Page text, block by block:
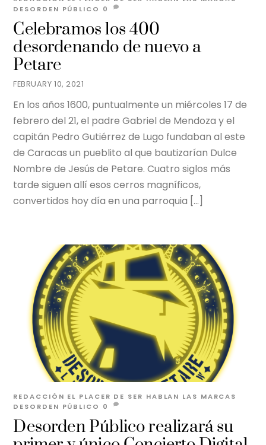
FEBRUARY 10, 2021
Celebramos los 400
desordenando de nuevo a
Petare
DESORDEN PÚBLICO 0
En los años 1600, puntualmente un miércoles 17 de
febrero del 21, el padre Gabriel de Mendoza y el
capitán Pedro Gutiérrez de Lugo fundaban al este
de Caracas un pueblito al que bautizarían Dulce
Nombre de Jesús de Petare. Cuatro siglos más
tarde siguen allí esos cerros magníficos,
convertidos hoy día en una parroquia […]
Desorden Público realizará su
REDACCIÓN EL PLACER DE SER HABLAN LAS MARCAS
DESORDEN PÚBLICO 0